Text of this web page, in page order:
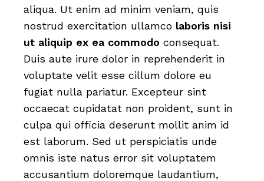
aliqua. Ut enim ad minim veniam, quis
nostrud exercitation ullamco laboris nisi
ut aliquip ex ea commodo consequat.
Duis aute irure dolor in reprehenderit in
voluptate velit esse cillum dolore eu
fugiat nulla pariatur. Excepteur sint
occaecat cupidatat non proident, sunt in
culpa qui officia deserunt mollit anim id
est laborum. Sed ut perspiciatis unde
omnis iste natus error sit voluptatem
accusantium doloremque laudantium,